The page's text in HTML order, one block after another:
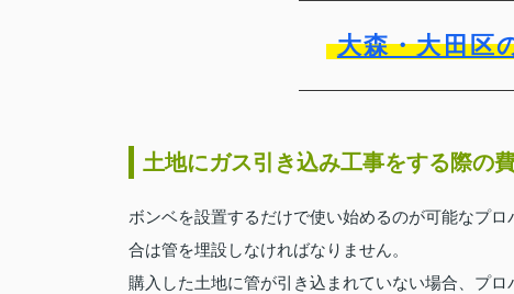
大森・大田区
土地にガス引き込み工事をする際の
ボンベを設置するだけで使い始めるのが可能なプ
合は管を埋設しなければなりません。
購入した土地に管が引き込まれていない場合、プ